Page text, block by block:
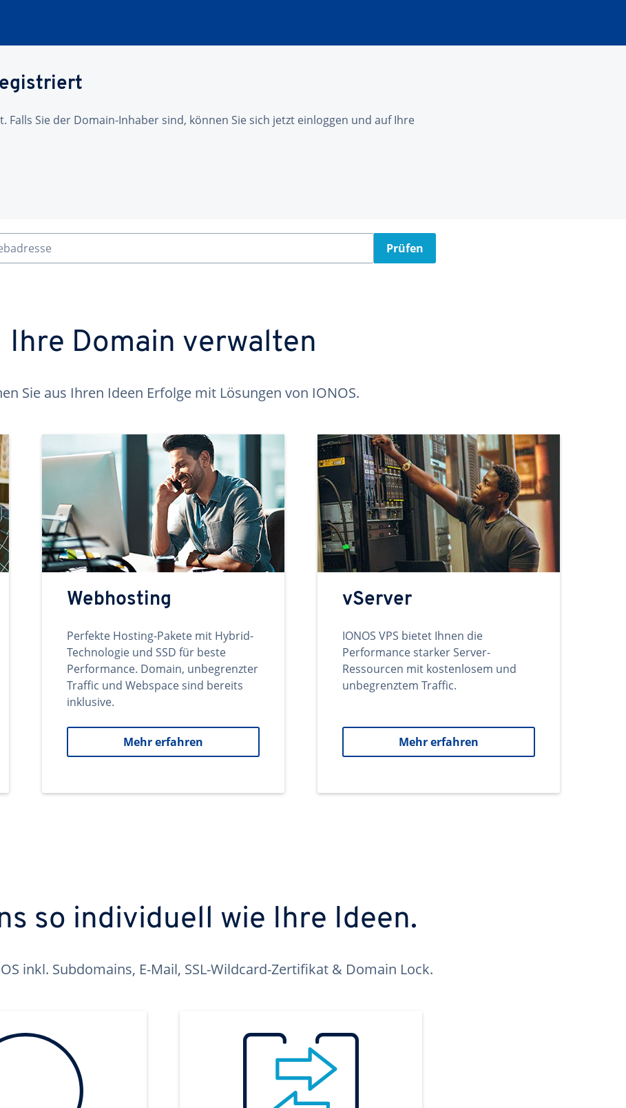
Falls Sie der Domain-Inhaber sind, können Sie sich jetzt einloggen und auf Ihre
Prüfen
Ihre Domain verwalten
Sie aus Ihren Ideen Erfolge mit Lösungen von IONOS.
Webhosting
Perfekte Hosting-Pakete mit Hybrid-
Technologie und SSD für beste
Performance. Domain, unbegrenzter
Traffic und Webspace sind bereits
inklusive.
Mehr erfahren
vServer
IONOS VPS bietet Ihnen die
Performance starker Server-
Ressourcen mit kostenlosem und
unbegrenztem Traffic.
Mehr erfahren
so individuell wie Ihre Ideen.
inkl. Subdomains, E-Mail, SSL-Wildcard-Zertifikat & Domain Lock.